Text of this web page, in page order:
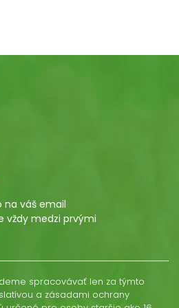
na váš email
vždy medzi prvými
spracovávať len za týmto
a zásadami ochrany